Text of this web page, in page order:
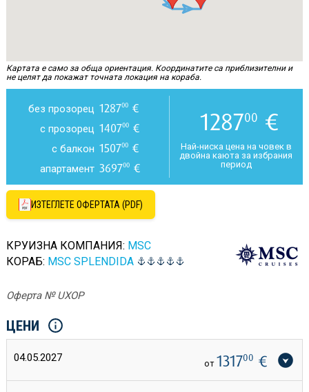
Картата е само за обща ориентация. Координатите са приблизителни и
не целят да покажат точната локация на кораба.
без прозорец 128700€
с прозорец 140700€
с балкон 150700€
апартамент 369700€
128700 €
Най-ниска цена на човек в
двойна каюта за избрания
период
ИЗТЕГЛЕТЕ ОФЕРТАТА (PDF)
КРУИЗНА КОМПАНИЯ: MSC
КОРАБ: MSC SPLENDIDA
Оферта № UXOP
ЦЕНИ
04.05.2027 от 131700 €